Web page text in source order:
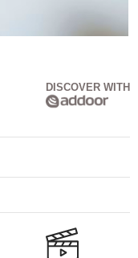
DISCOVER WITH